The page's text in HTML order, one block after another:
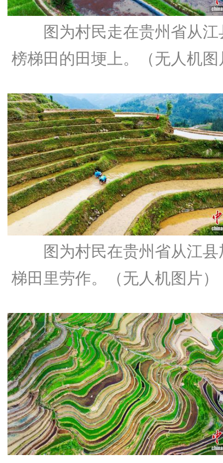
图为村民走在贵州省从江
榜梯田的田埂上。（无人机图
图为村民在贵州省从江县
梯田里劳作。（无人机图片）